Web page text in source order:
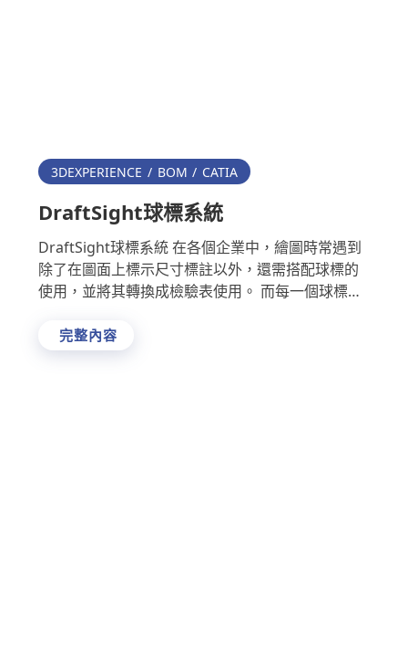
3DEXPERIENCE BOM CATIA
DraftSight球標系統
DraftSight球標系統 在各個企業中，繪圖時常遇到
除了在圖面上標示尺寸標註以外，還需搭配球標的
使用，並將其轉換成檢驗表使用。 而每一個球標的
容易有 …
完整內容